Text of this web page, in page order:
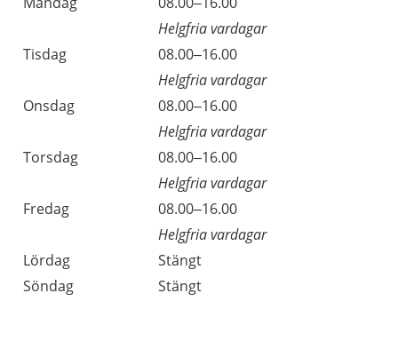
Helgfria vardagar
Tisdag
08.00–16.00
Helgfria vardagar
Onsdag
08.00–16.00
Helgfria vardagar
Torsdag
08.00–16.00
Helgfria vardagar
Fredag
08.00–16.00
Helgfria vardagar
Lördag
Stängt
Söndag
Stängt